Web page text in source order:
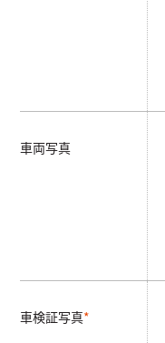
車両写真
車検証写真*